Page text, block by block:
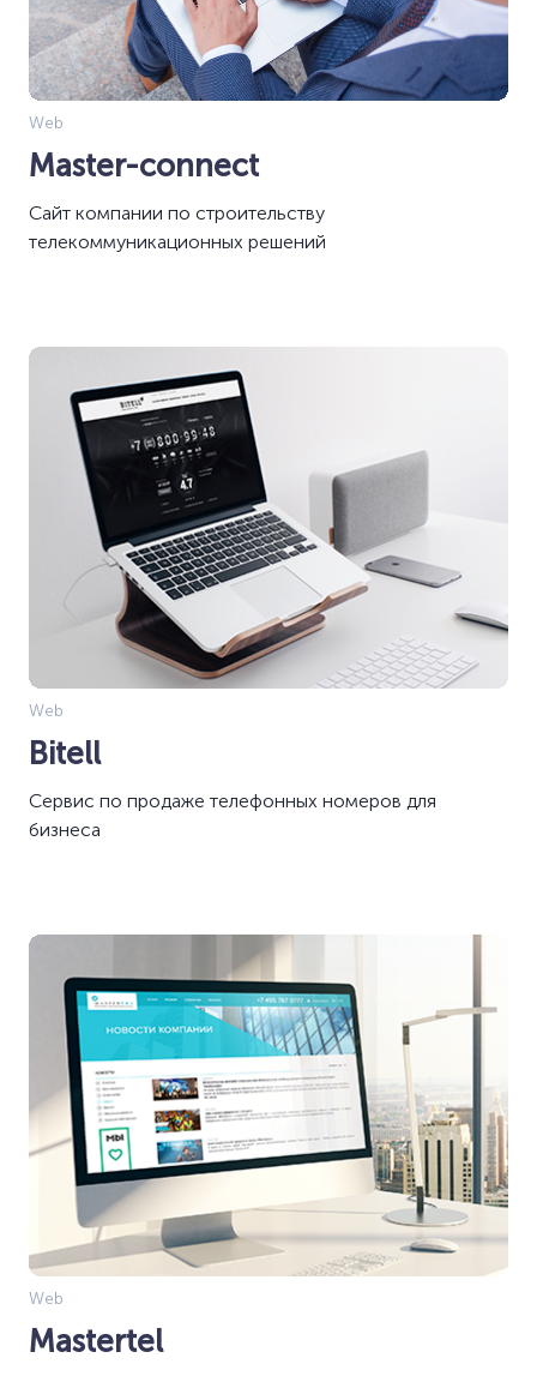
Web
Master-connect
Сайт компании по строительству
телекоммуникационных решений
Web
Bitell
Сервис по продаже телефонных номеров для
бизнеса
Web
Mastertel